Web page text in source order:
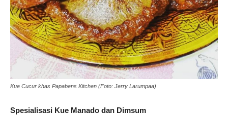
Kue Cucur khas Papabens Kitchen (Foto: Jerry Larumpaa)
Spesialisasi Kue Manado dan Dimsum